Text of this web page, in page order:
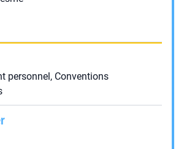
personnel, Conventions